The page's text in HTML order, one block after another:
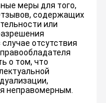
меры для того,
содержащих
или
отсутствия
о том, что
неправомерным.